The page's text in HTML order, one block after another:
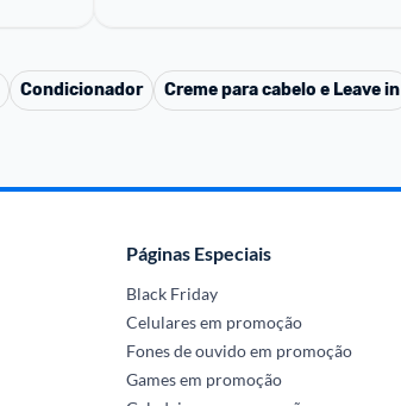
Condicionador Creme para cabelo e Leave in
Páginas Especiais
Black Friday
Celulares em promoção
Fones de ouvido em promoção
Games em promoção